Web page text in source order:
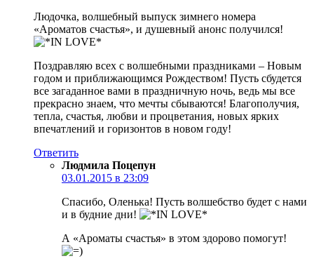
Людочка, волшебный выпуск зимнего номера
«Ароматов счастья», и душевный анонс получился!
Поздравляю всех с волшебными праздниками – Новым
годом и приближающимся Рождеством! Пусть сбудется
все загаданное вами в праздничную ночь, ведь мы все
прекрасно знаем, что мечты сбываются! Благополучия,
тепла, счастья, любви и процветания, новых ярких
впечатлений и горизонтов в новом году!
Ответить
Людмила Поцепун
03.01.2015 в 23:09
Спасибо, Оленька! Пусть волшебство будет с нами
и в будние дни!
А «Ароматы счастья» в этом здорово помогут!